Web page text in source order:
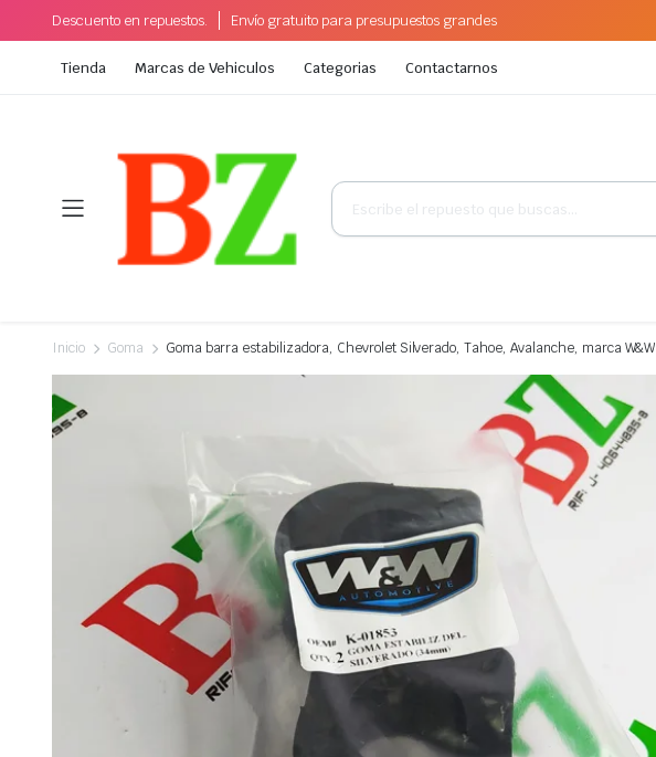
Descuento en repuestos. Envío gratuito para presupuestos grandes
Tienda Marcas de Vehiculos Categorias Contactarnos
Búsqueda
productos
Inicio Goma Goma barra estabilizadora, Chevrolet Silverado, Tahoe, Avalanche, marca W&W